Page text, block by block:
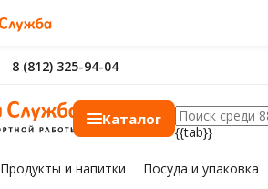
8 (812) 325-94-04
Каталог
{{tab}}
Продуктыи напитки Посуда и упаковка